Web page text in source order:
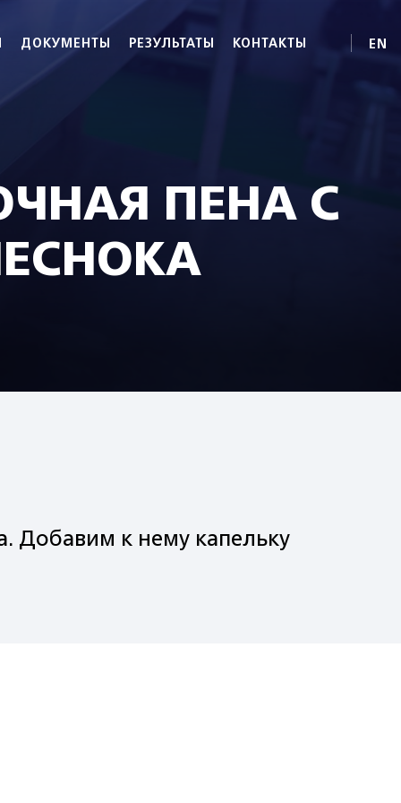
ДОКУМЕНТЫ РЕЗУЛЬТАТЫ КОНТАКТЫ EN
ПЕНА С
Добавим к нему капельку